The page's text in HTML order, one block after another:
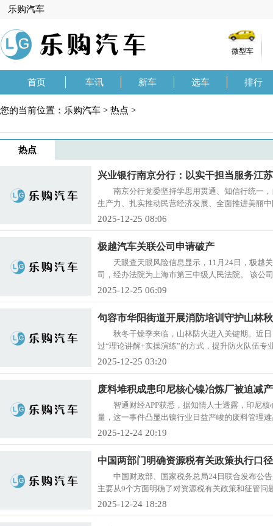
乐购汽车
微型车
首页 车讯 新车 选车 排行
您的当前位置： 乐购汽车 > 热点 >
热点
兴业银行南京分行：以实干担当服务江
南京分行党委坚持学思用贯通、知信行统一
生产力、扎实推动民营经济发展、全面推进美丽
2025-12-25 08:06
极越汽车关联公司申请破产
天眼查天眼风险信息显示，11月24日，极越
司，经办法院为上海市第三中级人民法院。 该公
2025-12-25 06:09
句容市华阳街道开展消防培训守护山林
秋冬干燥季来临，山林防火进入关键期。近
过“理论讲解+实操演练”的方式，提升防火队伍专
2025-12-25 03:20
废料堆积成患印尼核心镍冶炼厂被迫减
智通财经APP获悉，据知情人士透露，印尼
量，这一事件凸显出镍行业日益严峻的废料管理
2025-12-24 20:19
中国两部门明确资源税有关政策执行口径
中国财政部、国家税务总局24日联合发布公
主要从9个方面明确了对资源税有关政策和征管问
2025-12-24 18:28